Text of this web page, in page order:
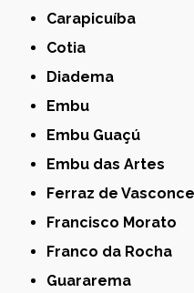
Carapicuíba
Cotia
Diadema
Embu
Embu Guaçú
Embu das Artes
Ferraz de
Francisco Morato
Franco da Rocha
Guararema